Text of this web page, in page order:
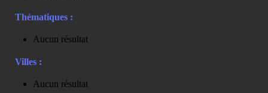
Thématiques :
Aucun résultat
Villes :
Aucun résultat